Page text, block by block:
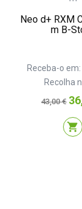
Neo d+ RXM
m B-
Receba-o em:
Recolha
Preço
normal
43,00 €
shopping_cart